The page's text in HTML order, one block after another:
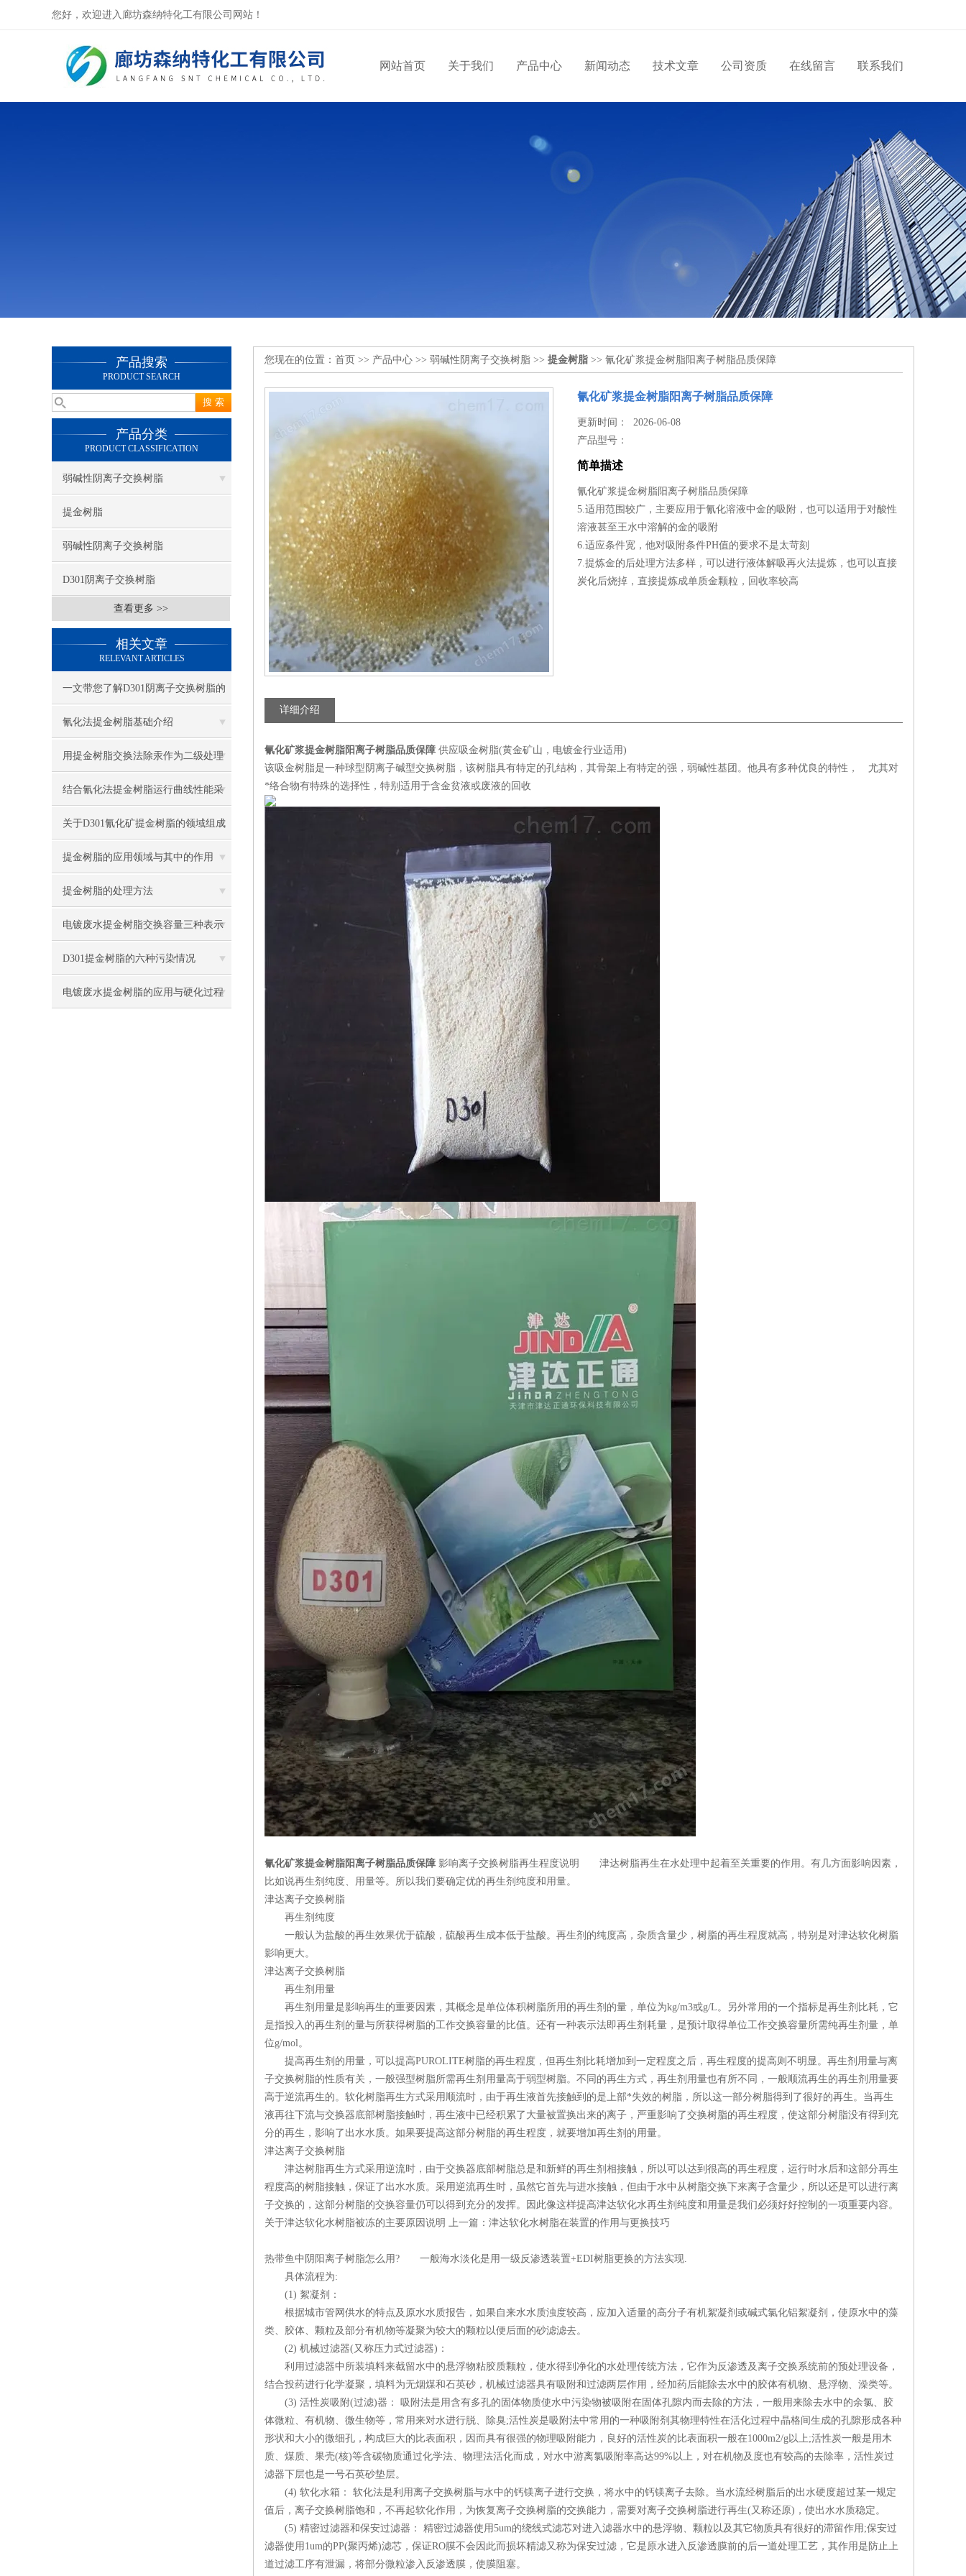
您好，欢迎进入廊坊森纳特化工有限公司网站！
网站首页 关于我们 产品中心 新闻动态 技术文章 公司资质 在线留言 联系我们
产品搜索
PRODUCT SEARCH
产品分类
PRODUCT CLASSIFICATION
弱碱性阴离子交换树脂
提金树脂
弱碱性阴离子交换树脂
D301阴离子交换树脂
查看更多 >>
相关文章
RELEVANT ARTICLES
一文带您了解D301阴离子交换树脂的
交换容量
氰化法提金树脂基础介绍
用提金树脂交换法除汞作为二级处理
系统可提高生产能力
结合氰化法提金树脂运行曲线性能采
用合适双室浮动床结构
关于D301氰化矿提金树脂的领域组成
提金树脂的应用领域与其中的作用
提金树脂的处理方法
电镀废水提金树脂交换容量三种表示
方式
D301提金树脂的六种污染情况
电镀废水提金树脂的应用与硬化过程
您现在的位置： 首页 >> 产品中心 >> 弱碱性阴离子交换树脂 >> 提金树脂 >> 氰化矿浆提金树脂阳离子树脂品质保障
氰化矿浆提金树脂阳离子树脂品质保障
更新时间： 2026-06-08
产品型号：
简单描述
氰化矿浆提金树脂阳离子树脂品质保障
5.适用范围较广，主要应用于氰化溶液中金的吸附，也可以适用于对酸性
溶液甚至王水中溶解的金的吸附
6.适应条件宽，他对吸附条件PH值的要求不是太苛刻
7.提炼金的后处理方法多样，可以进行液体解吸再火法提炼，也可以直接
炭化后烧掉，直接提炼成单质金颗粒，回收率较高
详细介绍
氰化矿浆提金树脂阳离子树脂品质保障 供应吸金树脂(黄金矿山，电镀金行业适用)
该吸金树脂是一种球型阴离子碱型交换树脂，该树脂具有特定的孔结构，其骨架上有特定的强，弱碱性基团。他具有多种优良的特性， 尤其对
*络合物有特殊的选择性，特别适用于含金贫液或废液的回收
氰化矿浆提金树脂阳离子树脂品质保障 影响离子交换树脂再生程度说明 津达树脂再生在水处理中起着至关重要的作用。有几方面影响因素，
比如说再生剂纯度、用量等。所以我们要确定优的再生剂纯度和用量。
津达离子交换树脂
再生剂纯度
一般认为盐酸的再生效果优于硫酸，硫酸再生成本低于盐酸。再生剂的纯度高，杂质含量少，树脂的再生程度就高，特别是对津达软化树脂
影响更大。
津达离子交换树脂
再生剂用量
再生剂用量是影响再生的重要因素，其概念是单位体积树脂所用的再生剂的量，单位为kg/m3或g/L。另外常用的一个指标是再生剂比耗，它
是指投入的再生剂的量与所获得树脂的工作交换容量的比值。还有一种表示法即再生剂耗量，是预计取得单位工作交换容量所需纯再生剂量，单
位g/mol。
提高再生剂的用量，可以提高PUROLITE树脂的再生程度，但再生剂比耗增加到一定程度之后，再生程度的提高则不明显。再生剂用量与离
子交换树脂的性质有关，一般强型树脂所需再生剂用量高于弱型树脂。不同的再生方式，再生剂用量也有所不同，一般顺流再生的再生剂用量要
高于逆流再生的。软化树脂再生方式采用顺流时，由于再生液首先接触到的是上部*失效的树脂，所以这一部分树脂得到了很好的再生。当再生
液再往下流与交换器底部树脂接触时，再生液中已经积累了大量被置换出来的离子，严重影响了交换树脂的再生程度，使这部分树脂没有得到充
分的再生，影响了出水水质。如果要提高这部分树脂的再生程度，就要增加再生剂的用量。
津达离子交换树脂
津达树脂再生方式采用逆流时，由于交换器底部树脂总是和新鲜的再生剂相接触，所以可以达到很高的再生程度，运行时水后和这部分再生
程度高的树脂接触，保证了出水水质。采用逆流再生时，虽然它首先与进水接触，但由于水中从树脂交换下来离子含量少，所以还是可以进行离
子交换的，这部分树脂的交换容量仍可以得到充分的发挥。因此像这样提高津达软化水再生剂纯度和用量是我们必须好好控制的一项重要内容。
关于津达软化水树脂被冻的主要原因说明 上一篇：津达软化水树脂在装置的作用与更换技巧
热带鱼中阴阳离子树脂怎么用? 一般海水淡化是用一级反渗透装置+EDI树脂更换的方法实现.
具体流程为:
(1) 絮凝剂：
根据城市管网供水的特点及原水水质报告，如果自来水水质浊度较高，应加入适量的高分子有机絮凝剂或碱式氯化铝絮凝剂，使原水中的藻
类、胶体、颗粒及部分有机物等凝聚为较大的颗粒以便后面的砂滤滤去。
(2) 机械过滤器(又称压力式过滤器)：
利用过滤器中所装填料来截留水中的悬浮物粘胶质颗粒，使水得到净化的水处理传统方法，它作为反渗透及离子交换系统前的预处理设备，
结合投药进行化学凝聚，填料为无烟煤和石英砂，机械过滤器具有吸附和过滤两层作用，经加药后能除去水中的胶体有机物、悬浮物、澡类等。
(3) 活性炭吸附(过滤)器： 吸附法是用含有多孔的固体物质使水中污染物被吸附在固体孔隙内而去除的方法，一般用来除去水中的余氯、胶
体微粒、有机物、微生物等，常用来对水进行脱、除臭;活性炭是吸附法中常用的一种吸附剂其物理特性在活化过程中晶格间生成的孔隙形成各种
形状和大小的微细孔，构成巨大的比表面积，因而具有很强的物理吸附能力，良好的活性炭的比表面积一般在1000m2/g以上;活性炭一般是用木
质、煤质、果壳(核)等含碳物质通过化学法、物理法活化而成，对水中游离氯吸附率高达99%以上，对在机物及度也有较高的去除率，活性炭过
滤器下层也是一号石英砂垫层。
(4) 软化水箱： 软化法是利用离子交换树脂与水中的钙镁离子进行交换，将水中的钙镁离子去除。当水流经树脂后的出水硬度超过某一规定
值后，离子交换树脂饱和，不再起软化作用，为恢复离子交换树脂的交换能力，需要对离子交换树脂进行再生(又称还原)，使出水水质稳定。
(5) 精密过滤器和保安过滤器： 精密过滤器使用5um的绕线式滤芯对进入滤器水中的悬浮物、颗粒以及其它物质具有很好的滞留作用;保安过
滤器使用1um的PP(聚丙烯)滤芯，保证RO膜不会因此而损坏精滤又称为保安过滤，它是原水进入反渗透膜前的后一道处理工艺，其作用是防止上
道过滤工序有泄漏，将部分微粒渗入反渗透膜，使膜阻塞。